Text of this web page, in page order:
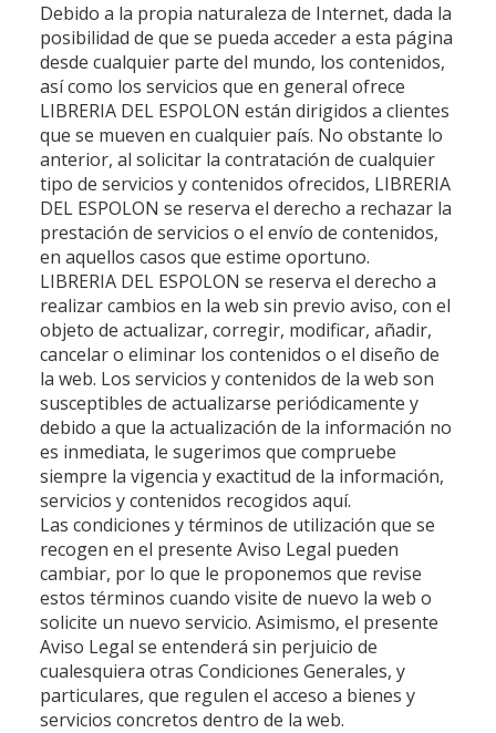
Debido a la propia naturaleza de Internet, dada la
posibilidad de que se pueda acceder a esta página
desde cualquier parte del mundo, los contenidos,
así como los servicios que en general ofrece
LIBRERIA DEL ESPOLON están dirigidos a clientes
que se mueven en cualquier país. No obstante lo
anterior, al solicitar la contratación de cualquier
tipo de servicios y contenidos ofrecidos, LIBRERIA
DEL ESPOLON se reserva el derecho a rechazar la
prestación de servicios o el envío de contenidos,
en aquellos casos que estime oportuno.
LIBRERIA DEL ESPOLON se reserva el derecho a
realizar cambios en la web sin previo aviso, con el
objeto de actualizar, corregir, modificar, añadir,
cancelar o eliminar los contenidos o el diseño de
la web. Los servicios y contenidos de la web son
susceptibles de actualizarse periódicamente y
debido a que la actualización de la información no
es inmediata, le sugerimos que compruebe
siempre la vigencia y exactitud de la información,
servicios y contenidos recogidos aquí.
Las condiciones y términos de utilización que se
recogen en el presente Aviso Legal pueden
cambiar, por lo que le proponemos que revise
estos términos cuando visite de nuevo la web o
solicite un nuevo servicio. Asimismo, el presente
Aviso Legal se entenderá sin perjuicio de
cualesquiera otras Condiciones Generales, y
particulares, que regulen el acceso a bienes y
servicios concretos dentro de la web.